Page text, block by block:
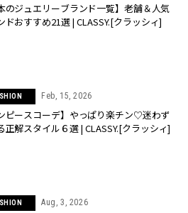
のジュエリーブランド一覧】老舗＆人気
ドおすすめ21選 | CLASSY.[クラッシィ]
Feb, 15, 2026
ピースコーデ】やっぱり楽チン♡迷わず
正解スタイル６選 | CLASSY.[クラッシィ]
Aug, 3, 2026